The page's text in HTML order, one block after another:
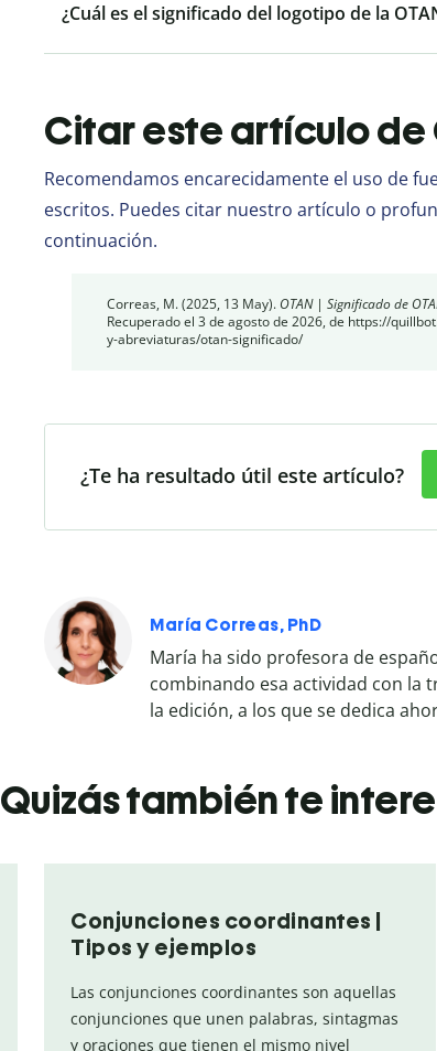
¿Cuál es el significado del logotipo de la
Citar este artículo de
Recomendamos encarecidamente el uso de
escritos. Puedes citar nuestro artículo o
continuación.
Correas, M. (2025, 13 May). OTAN | Significado de
Recuperado el 3 de agosto de 2026, de https://
y-abreviaturas/otan-significado/
¿Te ha resultado útil este artículo?
María Correas, PhD
María ha sido profesora de
combinando esa actividad con la
la edición, a los que se dedica
Quizás también te
Conjunciones coordinantes |
Tipos y ejemplos
Las conjunciones coordinantes son aquellas
conjunciones que unen palabras, sintagmas
y oraciones que tienen el mismo nivel